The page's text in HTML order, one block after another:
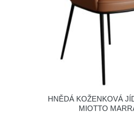
HNĚDÁ KOŽENKOVÁ
MIOTTO